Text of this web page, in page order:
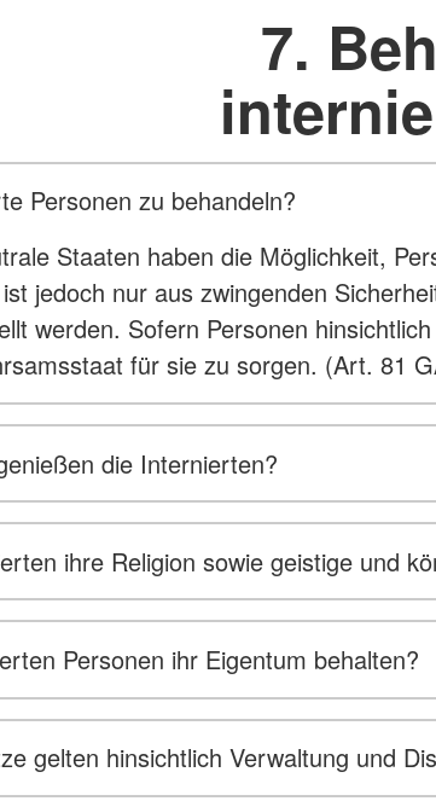
7.
Personen zu behandeln?
Staaten haben die Möglichkeit,
jedoch nur aus zwingenden
werden. Sofern Personen
für sie zu sorgen. (Art. 81
die Internierten?
ihre Religion sowie geistige und
Personen ihr Eigentum behalten?
gelten hinsichtlich Verwaltung und